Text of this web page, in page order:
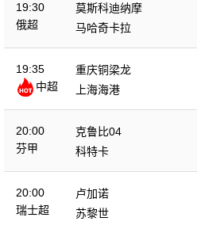
19:30
俄超
莫斯科迪纳摩
马哈奇卡拉
19:35
中超
重庆铜梁龙
上海海港
20:00
芬甲
克鲁比04
科特卡
20:00
瑞士超
卢加诺
苏黎世